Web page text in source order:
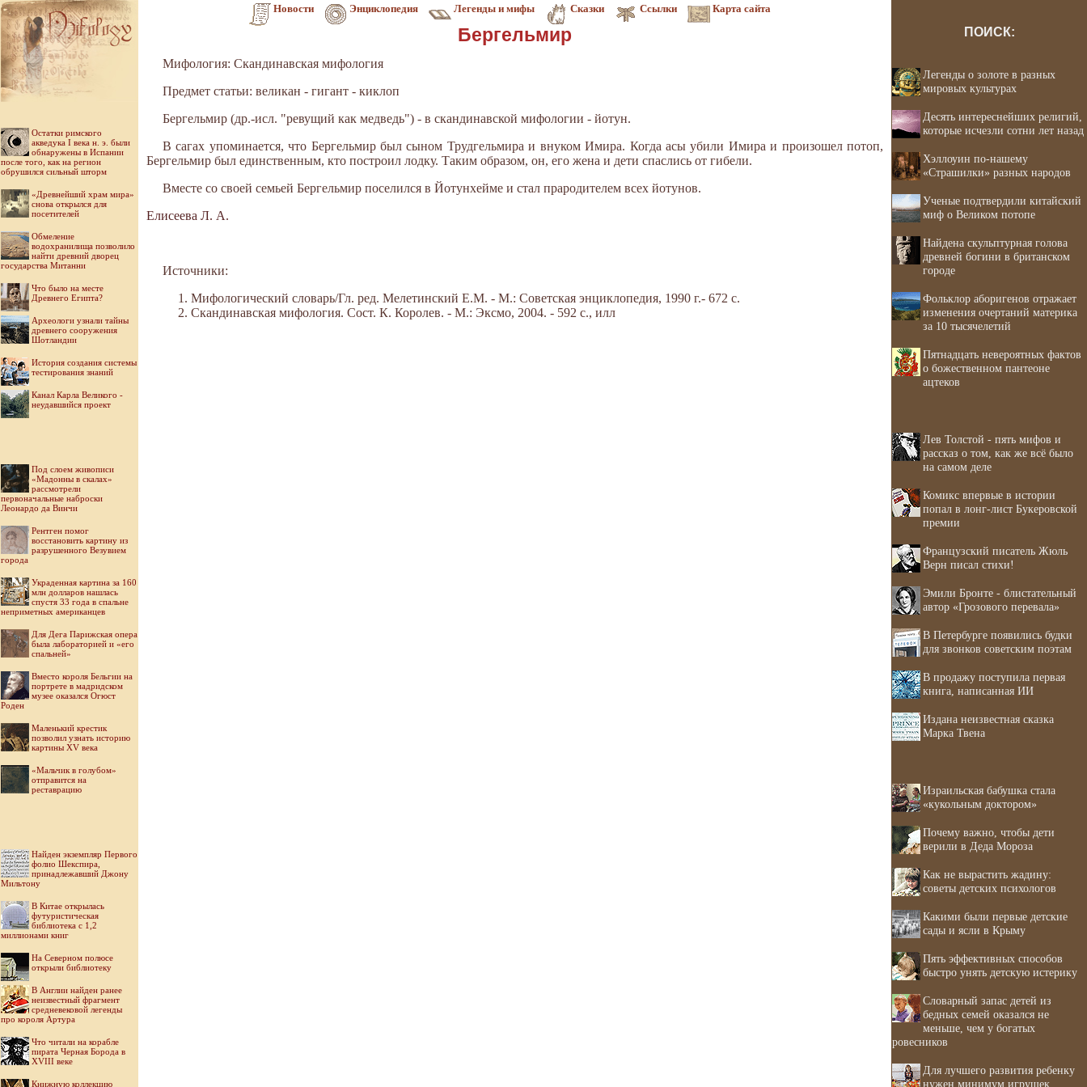
Новости Энциклопедия Легенды и мифы Сказки Ссылки Карта сайта
Остатки римского
акведука I века н. э. были
обнаружены в Испании
после того, как на регион
обрушился сильный шторм
«Древнейший храм мира»
снова открылся для
посетителей
Обмеление
водохранилища позволило
найти древний дворец
государства Митанни
Что было на месте
Древнего Египта?
Археологи узнали тайны
древнего сооружения
Шотландии
История создания системы
тестирования знаний
Канал Карла Великого -
неудавшийся проект
Под слоем живописи
«Мадонны в скалах»
рассмотрели
первоначальные наброски
Леонардо да Винчи
Рентген помог
восстановить картину из
разрушенного Везувием
города
Украденная картина за 160
млн долларов нашлась
спустя 33 года в спальне
неприметных американцев
Для Дега Парижская опера
была лабораторией и «его
спальней»
Вместо короля Бельгии на
портрете в мадридском
музее оказался Огюст
Роден
Маленький крестик
позволил узнать историю
картины XV века
«Мальчик в голубом»
отправится на
реставрацию
Найден экземпляр Первого
фолио Шекспира,
принадлежавший Джону
Мильтону
В Китае открылась
футуристическая
библиотека с 1,2
миллионами книг
На Северном полюсе
открыли библиотеку
В Англии найден ранее
неизвестный фрагмент
средневековой легенды
про короля Артура
Что читали на корабле
пирата Черная Борода в
XVIII веке
Книжную коллекцию
Бергельмир
Мифология: Скандинавская мифология
Предмет статьи: великан - гигант - киклоп
Бергельмир (др.-исл. "ревущий как медведь") - в скандинавской мифологии - йотун.
В сагах упоминается, что Бергельмир был сыном Трудгельмира и внуком Имира. Когда асы убили Имира и произошел потоп,
Бергельмир был единственным, кто построил лодку. Таким образом, он, его жена и дети спаслись от гибели.
Вместе со своей семьей Бергельмир поселился в Йотунхейме и стал прародителем всех йотунов.
Елисеева Л. А.
Источники:
Мифологический словарь/Гл. ред. Мелетинский Е.М. - М.: Советская энциклопедия, 1990 г.- 672 с.
Скандинавская мифология. Сост. К. Королев. - М.: Эксмо, 2004. - 592 с., илл
ПОИСК:
Легенды о золоте в разных
мировых культурах
Десять интереснейших религий,
которые исчезли сотни лет назад
Хэллоуин по-нашему
«Страшилки» разных народов
Ученые подтвердили китайский
миф о Великом потопе
Найдена скульптурная голова
древней богини в британском
городе
Фольклор аборигенов отражает
изменения очертаний материка
за 10 тысячелетий
Пятнадцать невероятных фактов
о божественном пантеоне
ацтеков
Лев Толстой - пять мифов и
рассказ о том, как же всё было
на самом деле
Комикс впервые в истории
попал в лонг-лист Букеровской
премии
Французский писатель Жюль
Верн писал стихи!
Эмили Бронте - блистательный
автор «Грозового перевала»
В Петербурге появились будки
для звонков советским поэтам
В продажу поступила первая
книга, написанная ИИ
Издана неизвестная сказка
Марка Твена
Израильская бабушка стала
«кукольным доктором»
Почему важно, чтобы дети
верили в Деда Мороза
Как не вырастить жадину:
советы детских психологов
Какими были первые детские
сады и ясли в Крыму
Пять эффективных способов
быстро унять детскую истерику
Словарный запас детей из
бедных семей оказался не
меньше, чем у богатых
ровесников
Для лучшего развития ребенку
нужен минимум игрушек